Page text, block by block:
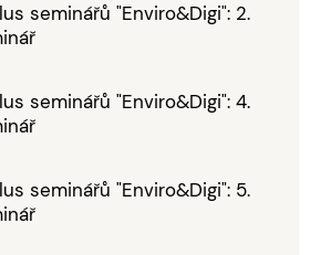
seminářů "Enviro&Digi": 2.
seminářů "Enviro&Digi": 4.
seminářů "Enviro&Digi": 5.